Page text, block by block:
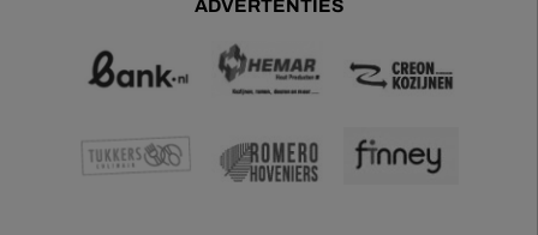
ADVERTENTIES